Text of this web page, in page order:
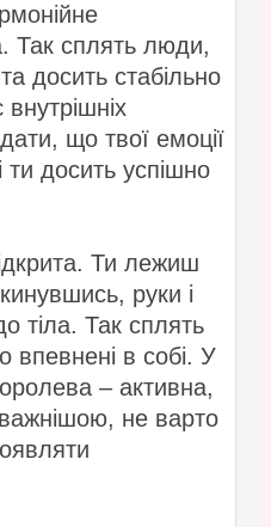
Так сплять люди,
досить стабільно
що твої емоції
ти досить успішно
Ти лежиш
руки і
тіла. Так сплять
впевнені в собі. У
– активна,
не варто